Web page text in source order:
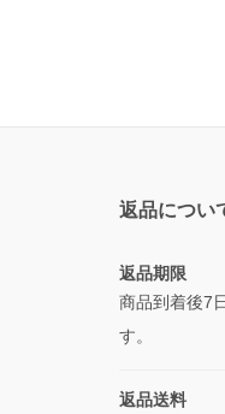
返品につい
返品期限
商品到着後7
す。
返品送料